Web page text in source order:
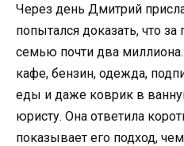
Через день Дмитрий
попытался доказать, что
семью почти два
кафе, бензин, одежда,
еды и даже коврик в
юристу. Она ответила
показывает его подход,